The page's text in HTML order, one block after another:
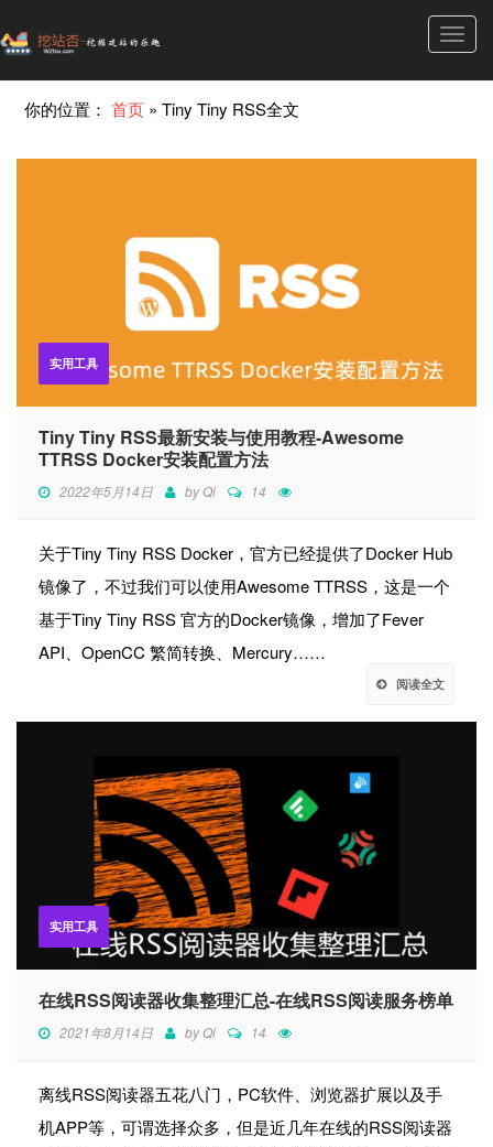
你的位置：首页 »Tiny Tiny RSS全文
实用工具
Tiny Tiny RSS最新安装与使用教程-Awesome
TTRSS Docker安装配置方法
2022年5月14日 byQi 14
关于Tiny Tiny RSS Docker，官方已经提供了Docker Hub
镜像了，不过我们可以使用Awesome TTRSS，这是一个
基于Tiny Tiny RSS 官方的Docker镜像，增加了Fever
API、OpenCC 繁简转换、Mercury……
阅读全文
实用工具
在线RSS阅读器收集整理汇总-在线RSS阅读服务榜单
2021年8月14日 byQi 14
离线RSS阅读器五花八门，PC软件、浏览器扩展以及手
机APP等，可谓选择众多，但是近几年在线的RSS阅读器